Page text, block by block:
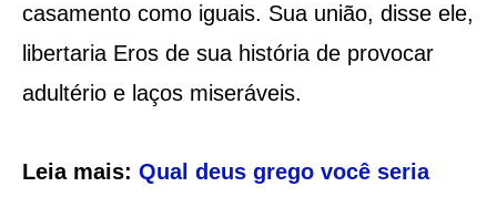
casamento como iguais. Sua união, disse ele,
libertaria Eros de sua história de provocar
adultério e laços miseráveis.
Leia mais: Qual deus grego você seria